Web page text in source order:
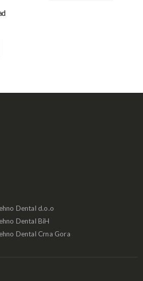
Dental d.o.o
Dental BiH
Dental Crna Gora